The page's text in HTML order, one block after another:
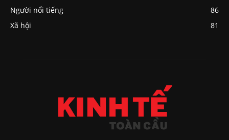
Người nổi tiếng
86
Xã hội
81